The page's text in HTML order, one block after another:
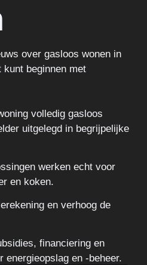
over gasloos wonen in
beginnen met
volledig gasloos
uitgelegd in begrijpelijke
werken echt voor
en koken.
en verhoog de
financiering en
energieopslag en -beheer.